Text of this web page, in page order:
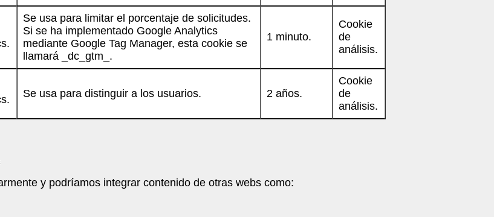
Se usa para limitar el porcentaje de solicitudes.
Si se ha implementado Google Analytics
mediante Google Tag Manager, esta cookie se
llamará _dc_gtm_.
1 minuto.
Cookie
de
análisis.
Se usa para distinguir a los usuarios. 2 años.
Cookie
de
análisis.
y podríamos integrar contenido de otras webs como: